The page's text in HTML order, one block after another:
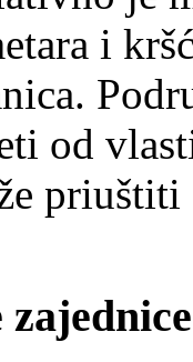
i
od